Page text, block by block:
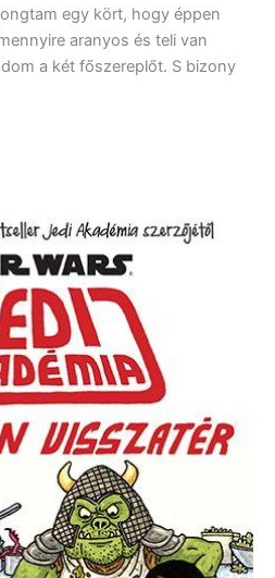
egy kört, hogy éppen
aranyos és teli van
a két főszereplőt. S bizony